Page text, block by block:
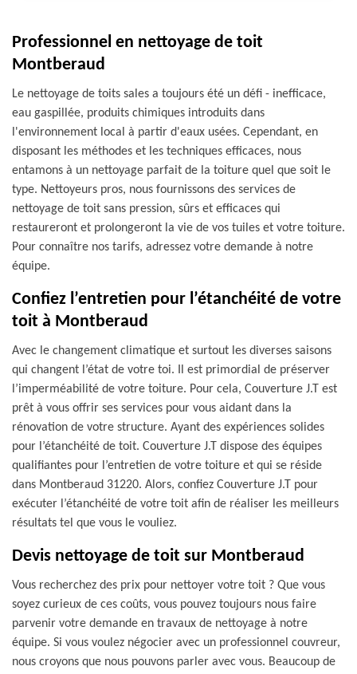
Professionnel en nettoyage de toit
Montberaud
Le nettoyage de toits sales a toujours été un défi - inefficace,
eau gaspillée, produits chimiques introduits dans
l'environnement local à partir d'eaux usées. Cependant, en
disposant les méthodes et les techniques efficaces, nous
entamons à un nettoyage parfait de la toiture quel que soit le
type. Nettoyeurs pros, nous fournissons des services de
nettoyage de toit sans pression, sûrs et efficaces qui
restaureront et prolongeront la vie de vos tuiles et votre toiture.
Pour connaître nos tarifs, adressez votre demande à notre
équipe.
Confiez l’entretien pour l’étanchéité de votre
toit à Montberaud
Avec le changement climatique et surtout les diverses saisons
qui changent l’état de votre toi. Il est primordial de préserver
l’imperméabilité de votre toiture. Pour cela, Couverture J.T est
prêt à vous offrir ses services pour vous aidant dans la
rénovation de votre structure. Ayant des expériences solides
pour l’étanchéité de toit. Couverture J.T dispose des équipes
qualifiantes pour l’entretien de votre toiture et qui se réside
dans Montberaud 31220. Alors, confiez Couverture J.T pour
exécuter l’étanchéité de votre toit afin de réaliser les meilleurs
résultats tel que vous le vouliez.
Devis nettoyage de toit sur Montberaud
Vous recherchez des prix pour nettoyer votre toit ? Que vous
soyez curieux de ces coûts, vous pouvez toujours nous faire
parvenir votre demande en travaux de nettoyage à notre
équipe. Si vous voulez négocier avec un professionnel couvreur,
nous croyons que nous pouvons parler avec vous. Beaucoup de